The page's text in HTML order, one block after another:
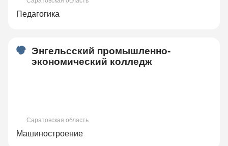
Педагогика
Энгельсский промышленно-
экономический колледж
Саратовская область
Машиностроение